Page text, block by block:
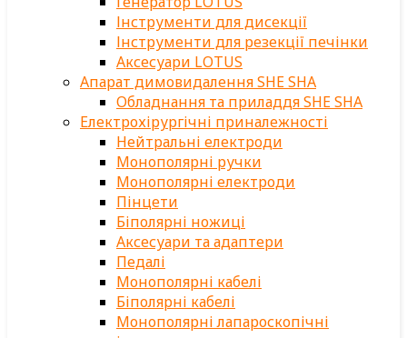
Інструменти для дисекції
Інструменти для резекції печінки
Аксесуари LOTUS
Апарат димовидалення SHE SHA
Обладнання та приладдя SHE SHA
Електрохірургічні приналежності
Нейтральні електроди
Монополярні ручки
Монополярні електроди
Пінцети
Біполярні ножиці
Аксесуари та адаптери
Педалі
Монополярні кабелі
Біполярні кабелі
Монополярні лапароскопічні